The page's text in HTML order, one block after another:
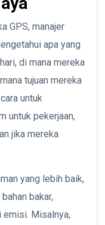
GPS, manajer
apa yang
di mana mereka
tujuan mereka
untuk
untuk pekerjaan,
jika mereka
yang lebih baik,
bakar,
emisi. Misalnya,